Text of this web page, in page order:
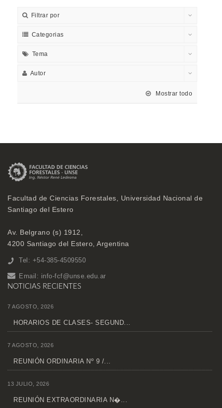
Filtrar por
Categorias
Tema
Autor
Mostrar todo
Facultad de Ciencias Forestales, Universidad Nacional de
Santiago del Estero
Av. Belgrano (s) 1912,
4200 Santiago del Estero, Argentina
Tel: +54-385-4509550
Email: info-fcf@unse.edu.ar
NOTICIAS RECIENTES
7 AGOSTO, 2026
HORARIOS DE CLASES- SEGUND...
7 AGOSTO, 2026
REUNIÓN ORDINARIA Nº 9 /...
13 JULIO, 2026
REUNIÓN EXTRAORDINARIA N�...